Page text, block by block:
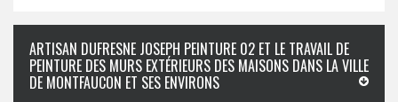
ARTISAN DUFRESNE JOSEPH PEINTURE 02 ET LE TRAVAIL DE
PEINTURE DES MURS EXTÉRIEURS DES MAISONS DANS LA VILLE
DE MONTFAUCON ET SES ENVIRONS